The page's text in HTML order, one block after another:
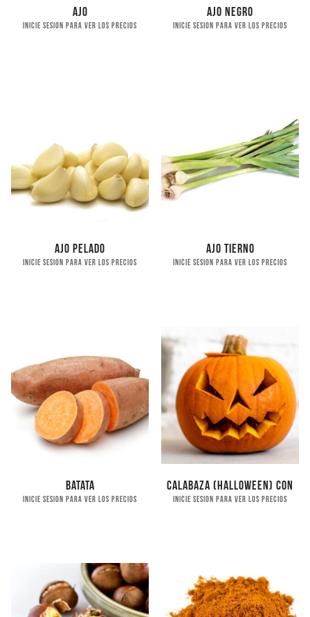
Ajo
Inicie sesion para ver los precios
Ajo negro
Inicie sesion para ver los precios
Ajo pelado
Inicie sesion para ver los precios
Ajo tierno
Inicie sesion para ver los precios
Batata
Inicie sesion para ver los precios
Calabaza (Halloween) con
Inicie sesion para ver los precios